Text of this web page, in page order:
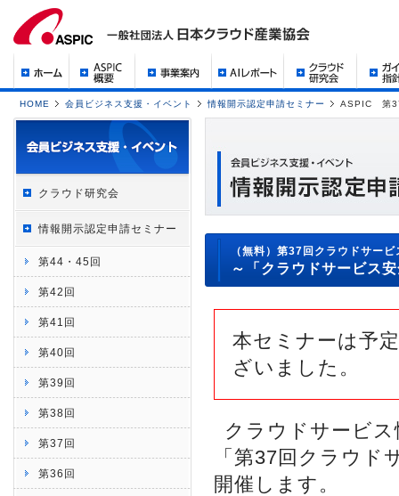
HOME 会員ビジネス支援・イベント 情報開示認定申請セミナー ASPIC 第37
クラウド研究会
情報開示認定申請セミナー
第44・45回
第42回
第41回
第40回
第39回
第38回
第37回
第36回
（無料）第37回クラウドサー
～「クラウドサービス
本セミナーは予
ざいました。
クラウドサービ
「第37回クラウ
開催します。